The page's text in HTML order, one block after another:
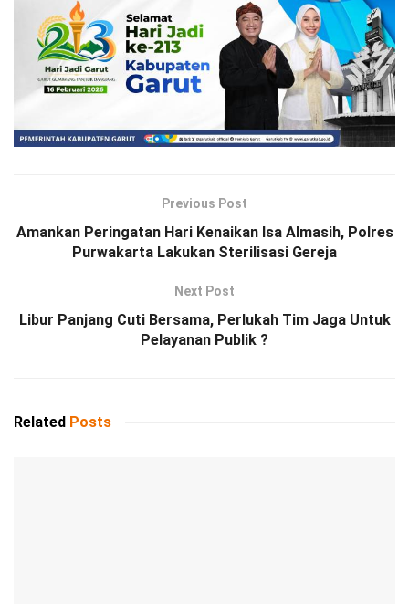
Previous Post
Amankan Peringatan Hari Kenaikan Isa Almasih, Polres
Purwakarta Lakukan Sterilisasi Gereja
Next Post
Libur Panjang Cuti Bersama, Perlukah Tim Jaga Untuk
Pelayanan Publik ?
Related Posts